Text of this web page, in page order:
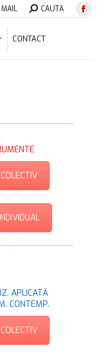
MAIL Search:CAUTĂ
CONTACT
APLICATĂ
CONTEMP.
CONTACT